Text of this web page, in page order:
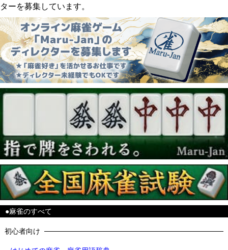
ターを募集しています。
●麻雀のすべて
初心者向け